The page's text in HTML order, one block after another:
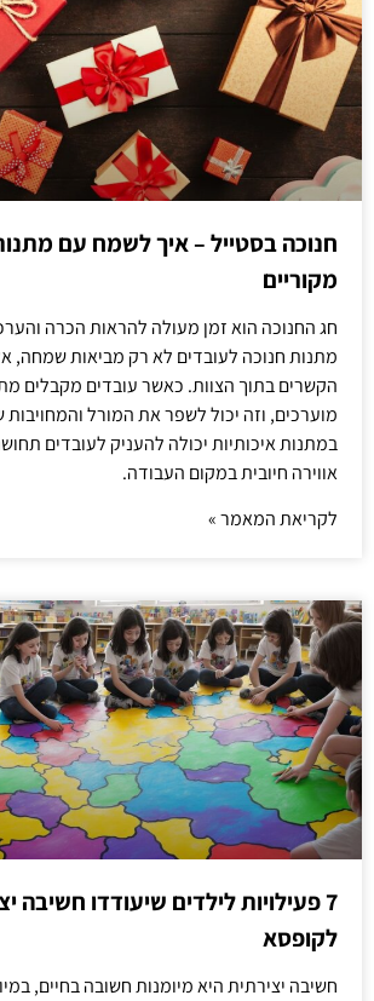
חנוכה בסטייל – איך לשמח עם
מקוריים
חג החנוכה הוא זמן מעולה להראות הכרה
מתנות חנוכה לעובדים לא רק מביאות שמחה,
הקשרים בתוך הצוות. כאשר עובדים מקבלים
מוערכים, וזה יכול לשפר את המורל
במתנות איכותיות יכולה להעניק לעובדים
אווירה חיובית במקום העבודה.
לקריאת המאמר »
7 פעילויות לילדים שיעודדו חשיבה
לקופסא
חשיבה יצירתית היא מיומנות חשובה בחיים,